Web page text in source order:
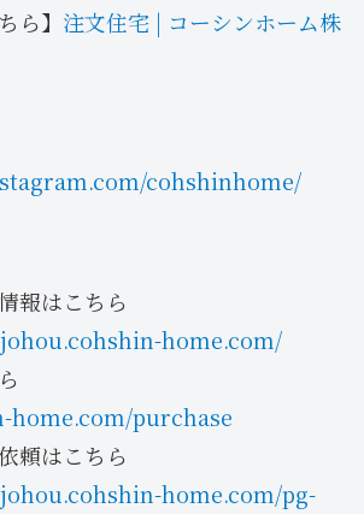
ら】 注文住宅 | コーシンホーム株
cohshinhome/
報はこちら
home.com/
home.com/purchase
頼はこちら
home.com/pg-